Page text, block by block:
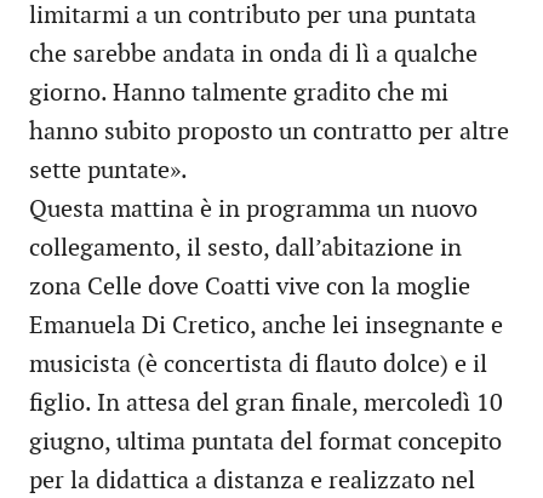
limitarmi a un contributo per una puntata
che sarebbe andata in onda di lì a qualche
giorno. Hanno talmente gradito che mi
hanno subito proposto un contratto per altre
sette puntate».
Questa mattina è in programma un nuovo
collegamento, il sesto, dall’abitazione in
zona Celle dove Coatti vive con la moglie
Emanuela Di Cretico, anche lei insegnante e
musicista (è concertista di flauto dolce) e il
figlio. In attesa del gran finale, mercoledì 10
giugno, ultima puntata del format concepito
per la didattica a distanza e realizzato nel